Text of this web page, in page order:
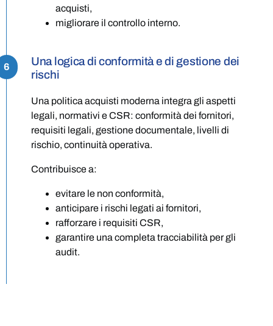
acquisti,
migliorare il controllo interno.
Una logica di conformità e di gestione dei
rischi
6
Una politica acquisti moderna integra gli aspetti
legali, normativi e CSR: conformità dei fornitori,
requisiti legali, gestione documentale, livelli di
rischio, continuità operativa.
Contribuisce a:
evitare le non conformità,
anticipare i rischi legati ai fornitori,
rafforzare i requisiti CSR,
garantire una completa tracciabilità per gli
audit.